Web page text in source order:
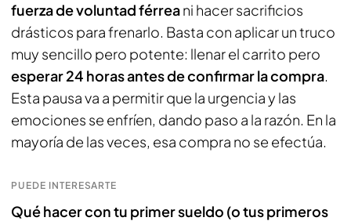
fuerza de voluntad férreani hacer sacrificios
drásticos para frenarlo. Basta con aplicar un truco
muy sencillo pero potente: llenar el carrito pero
esperar 24 horas antes de confirmar la compra.
Esta pausa va a permitir que la urgencia y las
emociones se enfríen, dando paso a la razón. En la
mayoría de las veces, esa compra no se efectúa.
PUEDE INTERESARTE
Qué hacer con tu primer sueldo (o tus primeros